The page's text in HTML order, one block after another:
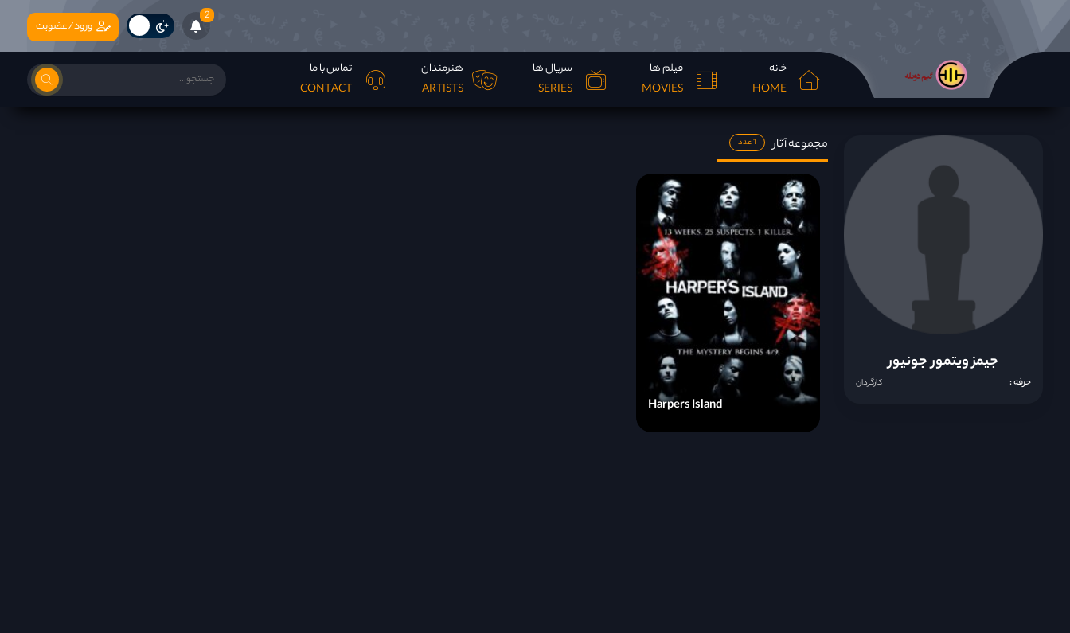
2
خانه
HOME
فیلم ها
MOVIES
سریال ها
SERIES
هنرمندان
ARTISTS
تماس با ما
CONTACT
ورود/عضویت
جیمز ویتمور جونیور
حرفه : کارگردان
مجموعه آثار 1 عدد
Harpers Island